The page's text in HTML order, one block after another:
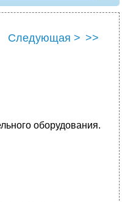
Следующая > >>
оборудования.